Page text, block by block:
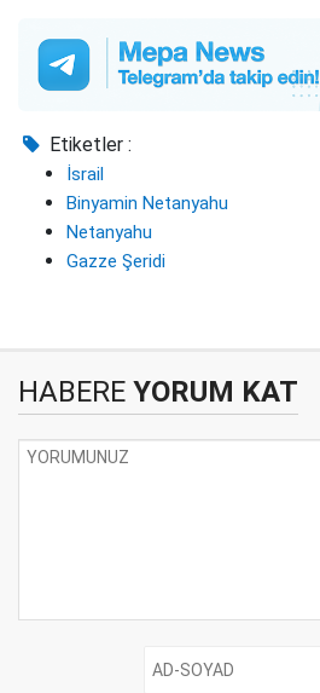
Etiketler :
İsrail
Binyamin Netanyahu
Netanyahu
Gazze Şeridi
HABERE YORUM KAT